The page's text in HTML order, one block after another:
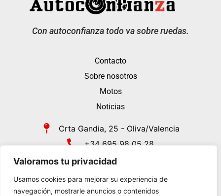
Valoramos tu privacidad
Usamos cookies para mejorar su experiencia de
navegación, mostrarle anuncios o contenidos
Con autoconfianza todo va sobre ruedas.
Contacto
Sobre nosotros
Motos
Noticias
Crta Gandia, 25 - Oliva/Valencia
+34 695 98 05 28
contacto@autoconfianza.es